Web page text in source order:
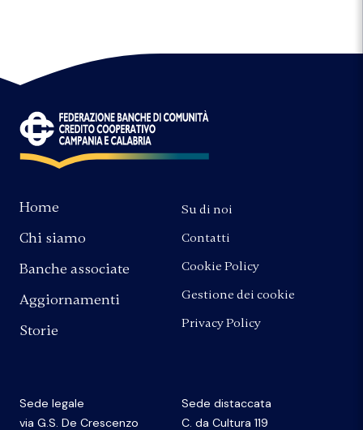
Sede legale
via G.S. De Crescenzo
Sede distaccata
C. da Cultura 119
Home
Chi siamo
Banche associate
Aggiornamenti
Storie
Su di noi
Contatti
Cookie Policy
Gestione dei cookie
Privacy Policy